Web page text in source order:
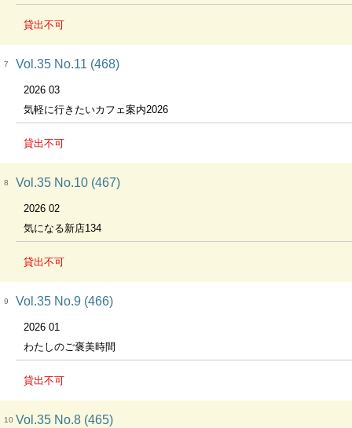
貸出不可
7 Vol.35 No.11 (468)
2026 03
気軽に行きたいカフェ案内2026
貸出不可
8 Vol.35 No.10 (467)
2026 02
気になる新店134
貸出不可
9 Vol.35 No.9 (466)
2026 01
わたしのご褒美時間
貸出不可
10 Vol.35 No.8 (465)